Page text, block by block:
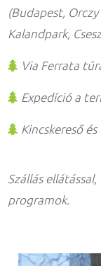
(Budapest,
Kalandpark,
Via Ferrata
Expedíció a
Kincskereső
Szállás
programok.